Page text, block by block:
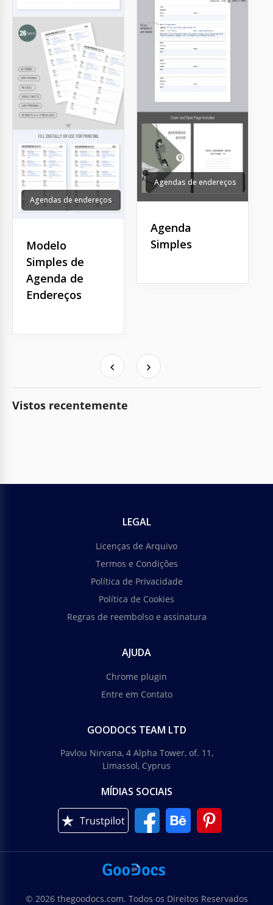
Agendas de endereços
Modelo
Simples de
Agenda de
Endereços
Agendas de endereços
Agenda
Simples
Vistos recentemente
LEGAL
Licenças de Arquivo
Termos e Condições
Política de Privacidade
Política de Cookies
Regras de reembolso e assinatura
AJUDA
Chrome plugin
Entre em Contato
GOODOCS TEAM LTD
Pavlou Nirvana, 4 Alpha Tower, of. 11,
Limassol, Cyprus
MÍDIAS SOCIAIS
Trustpilot
© 2026 thegoodocs.com. Todos os Direitos Reservados